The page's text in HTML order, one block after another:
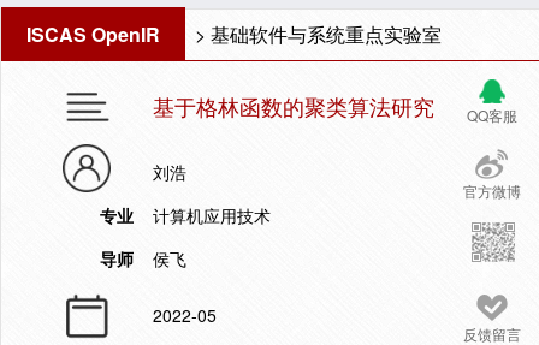
ISCAS OpenIR > 基础软件与系统重点实验室
QQ客服
官方微博
反馈留言
基于格林函数的聚类算法研究
刘浩
专业
计算机应用技术
导师
侯飞
2022-05